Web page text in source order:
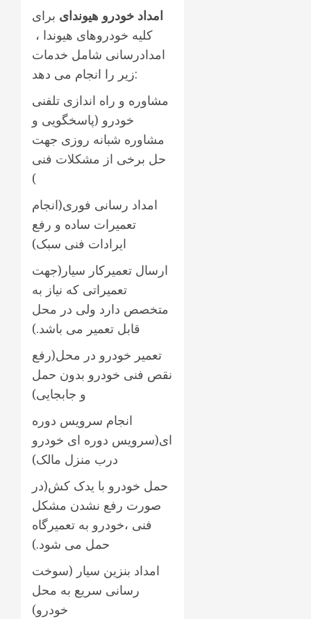
امداد خودرو هیوندای برای
کلیه خودروهای هیوندا ،
امدادرسانی شامل خدمات
زیر را انجام می دهد:
مشاوره و راه اندازی تلفنی
خودرو (پاسخگویی و
مشاوره شبانه روزی جهت
حل برخی از مشکلات فنی
)
امداد رسانی فوری(انجام
تعمیرات ساده و رفع
ایرادات فنی سبک)
ارسال تعمیرکار سیار(جهت
تعمیراتی که نیاز به
متخصص دارد ولی در محل
قابل تعمیر می باشد.)
تعمیر خودرو در محل(رفع
نقص فنی خودرو بدون حمل
و جابجایی)
انجام سرویس دوره
ای(سرویس دوره ای خودرو
درب منزل مالک)
حمل خودرو با یدک کش(در
صورت رفع نشدن مشکل
فنی ،خودرو به تعمیرگاه
حمل می شود.)
امداد بنزین سیار (سوخت
رسانی سریع به محل
خودرو)